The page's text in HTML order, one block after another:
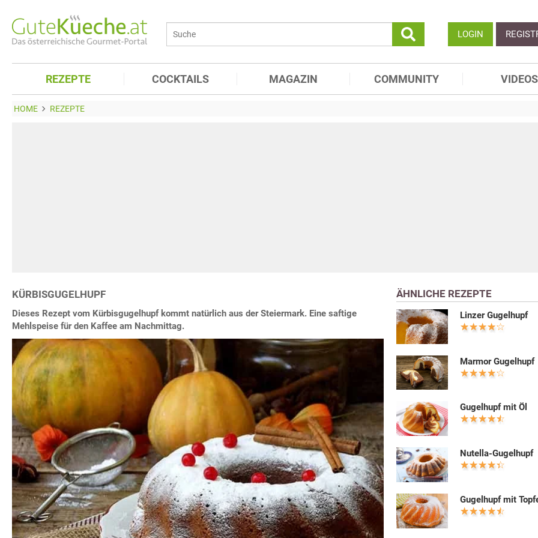
LOGIN
REZEPTE COCKTAILS MAGAZIN COMMUNITY VIDEOS
HOME REZEPTE
KÜRBISGUGELHUPF
Dieses Rezept vom Kürbisgugelhupf kommt natürlich aus der Steiermark. Eine saftige
Mehlspeise für den Kaffee am Nachmittag.
ÄHNLICHE REZEPTE
Linzer Gugelhupf
Marmor Gugelhupf
Gugelhupf mit Öl
Nutella-Gugelhupf
Gugelhupf mit